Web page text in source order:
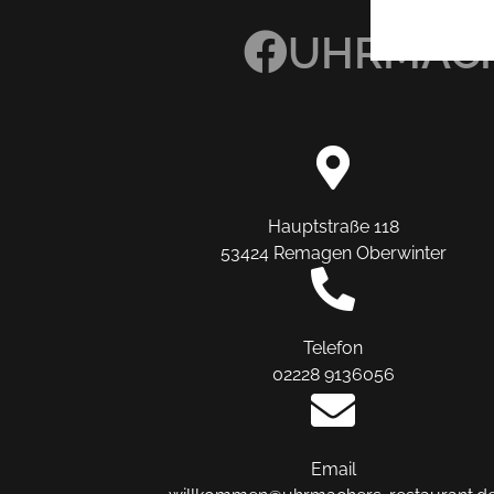
Hauptstraße 118
53424 Remagen Oberwinter
Telefon
02228 9136056
Email